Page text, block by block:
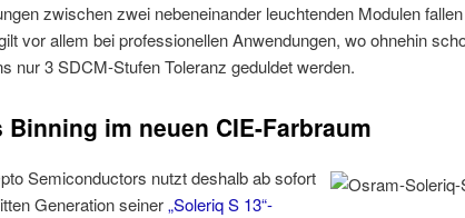
zwischen zwei nebeneinander leuchtenden Modulen
vor allem bei professionellen Anwendungen, wo ohnehin
nur 3 SDCM-Stufen Toleranz geduldet werden.
Binning im neuen CIE-Farbraum
Semiconductors nutzt deshalb ab sofort
Generation seiner„Soleriq S 13“-